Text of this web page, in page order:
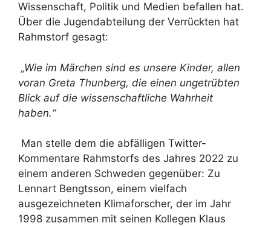
Wissenschaft, Politik und Medien befallen hat.
Über die Jugendabteilung der Verrückten hat
Rahmstorf gesagt:
„Wie im Märchen sind es unsere Kinder, allen
voran Greta Thunberg, die einen ungetrübten
Blick auf die wissenschaftliche Wahrheit
haben.“
Man stelle dem die abfälligen Twitter-
Kommentare Rahmstorfs des Jahres 2022 zu
einem anderen Schweden gegenüber: Zu
Lennart Bengtsson, einem vielfach
ausgezeichneten Klimaforscher, der im Jahr
1998 zusammen mit seinen Kollegen Klaus